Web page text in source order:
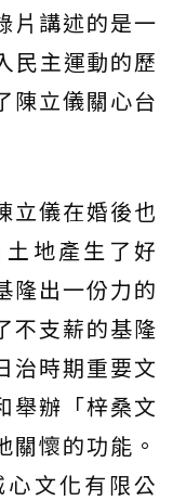
片講述的是一
民主運動的歷
陳立儀關心台
立儀在婚後也
地產生了好
隆出一份力的
不支薪的基隆
治時期重要文
舉辦「梓桑文
懷的功能。
文化有限公